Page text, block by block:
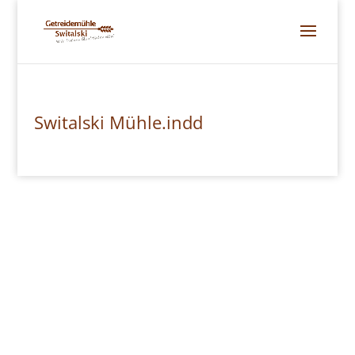
Switalski Mühle.indd